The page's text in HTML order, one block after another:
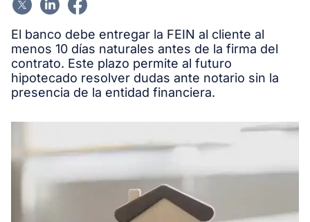
El banco debe entregar la FEIN al cliente al
menos 10 días naturales antes de la firma del
contrato. Este plazo permite al futuro
hipotecado resolver dudas ante notario sin la
presencia de la entidad financiera.